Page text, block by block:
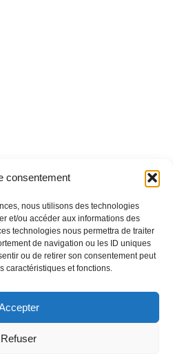
consentement
nous utilisons des technologies
et/ou accéder aux informations des
technologies nous permettra de traiter
de navigation ou les ID uniques
ou de retirer son consentement peut
caractéristiques et fonctions.
Refuser
gérer votre entreprise ?